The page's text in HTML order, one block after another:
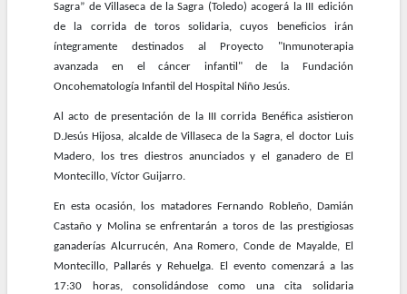
Sagra” de Villaseca de la Sagra (Toledo) acogerá la III edición
de la corrida de toros solidaria, cuyos beneficios irán
íntegramente destinados al Proyecto "Inmunoterapia
avanzada en el cáncer infantil" de la Fundación
Oncohematología Infantil del Hospital Niño Jesús.
Al acto de presentación de la III corrida Benéfica asistieron
D.Jesús Hijosa, alcalde de Villaseca de la Sagra, el doctor Luis
Madero, los tres diestros anunciados y el ganadero de El
Montecillo, Víctor Guijarro.
En esta ocasión, los matadores Fernando Robleño, Damián
Castaño y Molina se enfrentarán a toros de las prestigiosas
ganaderías Alcurrucén, Ana Romero, Conde de Mayalde, El
Montecillo, Pallarés y Rehuelga. El evento comenzará a las
17:30 horas, consolidándose como una cita solidaria